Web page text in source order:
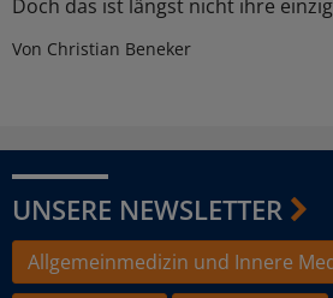
Doch das ist längst nicht ihre
Von Christian Beneker
UNSERE NEWSLETTER
Allgemeinmedizin und Innere